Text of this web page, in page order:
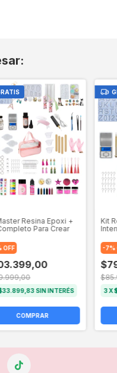
Resina Epoxi +
Para Crear
OFF
SIN INTERÉS
Kit
-7%
3X